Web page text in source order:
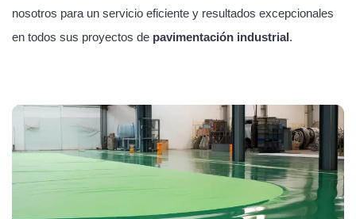
nosotros para un servicio eficiente y resultados excepcionales
en todos sus proyectos de pavimentación industrial.